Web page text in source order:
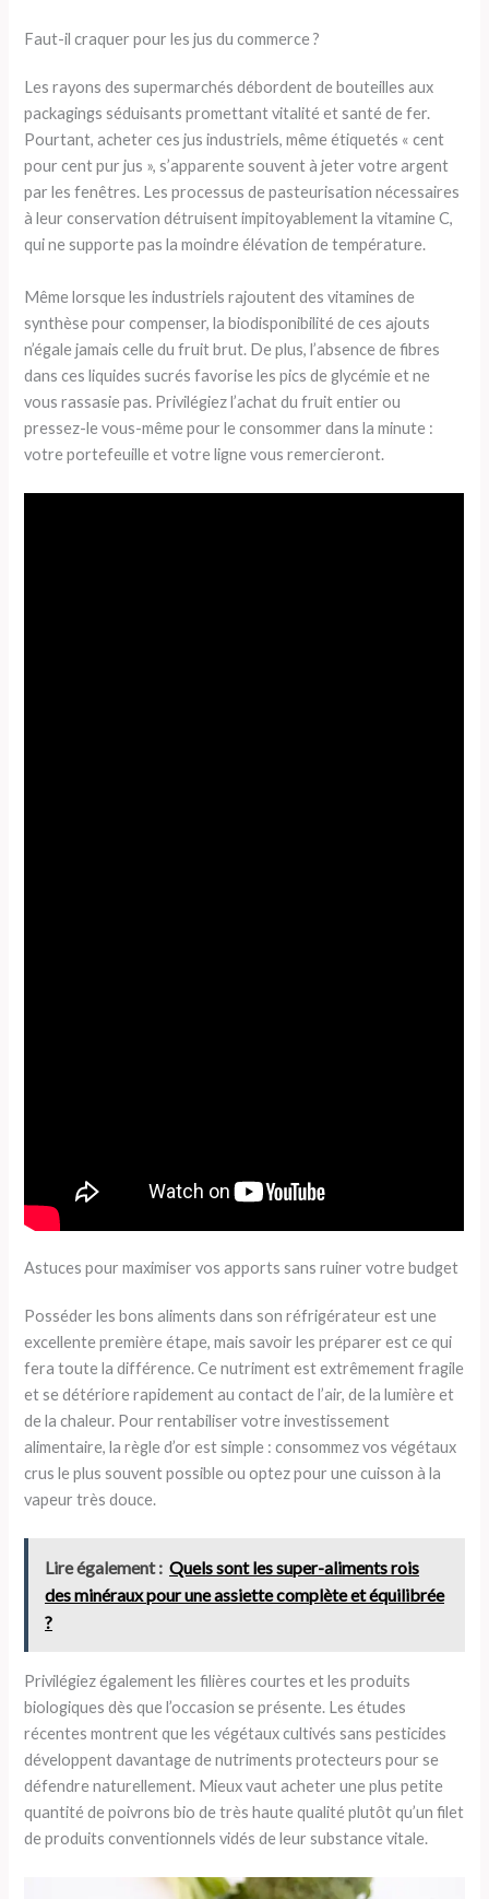
Faut-il craquer pour les jus du commerce ?
Les rayons des supermarchés débordent de bouteilles aux
packagings séduisants promettant vitalité et santé de fer.
Pourtant, acheter ces jus industriels, même étiquetés « cent
pour cent pur jus », s’apparente souvent à jeter votre argent
par les fenêtres. Les processus de pasteurisation nécessaires
à leur conservation détruisent impitoyablement la vitamine C,
qui ne supporte pas la moindre élévation de température.
Même lorsque les industriels rajoutent des vitamines de
synthèse pour compenser, la biodisponibilité de ces ajouts
n’égale jamais celle du fruit brut. De plus, l’absence de fibres
dans ces liquides sucrés favorise les pics de glycémie et ne
vous rassasie pas. Privilégiez l’achat du fruit entier ou
pressez-le vous-même pour le consommer dans la minute :
votre portefeuille et votre ligne vous remercieront.
Astuces pour maximiser vos apports sans ruiner votre budget
Posséder les bons aliments dans son réfrigérateur est une
excellente première étape, mais savoir les préparer est ce qui
fera toute la différence. Ce nutriment est extrêmement fragile
et se détériore rapidement au contact de l’air, de la lumière et
de la chaleur. Pour rentabiliser votre investissement
alimentaire, la règle d’or est simple : consommez vos végétaux
crus le plus souvent possible ou optez pour une cuisson à la
vapeur très douce.
Lire également : Quels sont les super-aliments rois
des minéraux pour une assiette complète et équilibrée
?
Privilégiez également les filières courtes et les produits
biologiques dès que l’occasion se présente. Les études
récentes montrent que les végétaux cultivés sans pesticides
développent davantage de nutriments protecteurs pour se
défendre naturellement. Mieux vaut acheter une plus petite
quantité de poivrons bio de très haute qualité plutôt qu’un filet
de produits conventionnels vidés de leur substance vitale.